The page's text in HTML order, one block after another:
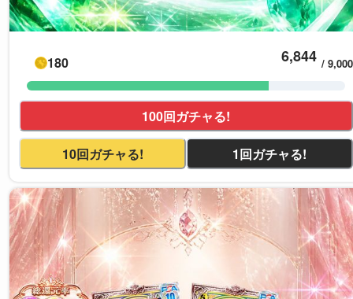
180 6,844 / 9,000
100回ガチャる!
10回ガチャる! 1回ガチャる!